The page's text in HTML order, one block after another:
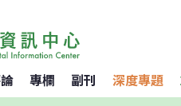
專欄 副刊 深度專題